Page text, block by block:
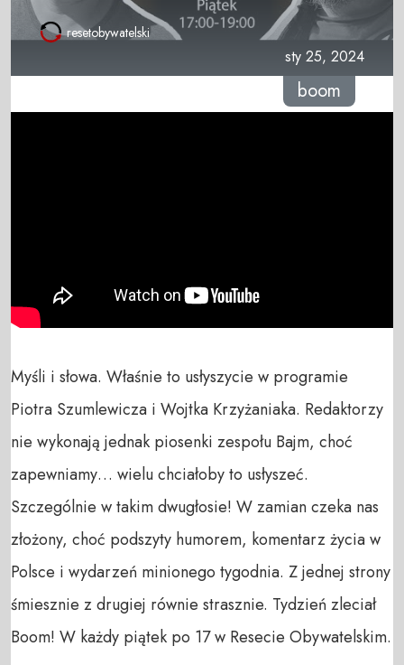
resetobywatelski
sty 25, 2024
boom
Myśli i słowa. Właśnie to usłyszycie w programie
Piotra Szumlewicza i Wojtka Krzyżaniaka. Redaktorzy
nie wykonają jednak piosenki zespołu Bajm, choć
zapewniamy… wielu chciałoby to usłyszeć.
Szczególnie w takim dwugłosie! W zamian czeka nas
złożony, choć podszyty humorem, komentarz życia w
Polsce i wydarzeń minionego tygodnia. Z jednej strony
śmiesznie z drugiej równie strasznie. Tydzień zleciał
Boom! W każdy piątek po 17 w Resecie Obywatelskim.